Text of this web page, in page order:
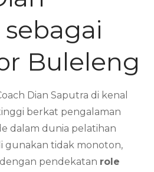
Buleleng
Dian Saputra di kenal
berkat pengalaman
dalam dunia pelatihan
gunakan tidak monoton,
pendekatan role